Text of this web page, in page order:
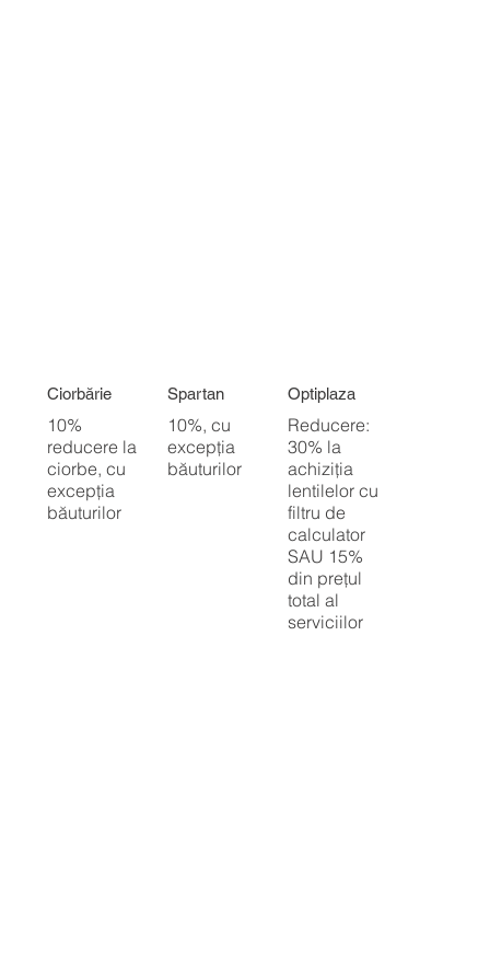
Ciorbărie
10%
reducere la
ciorbe, cu
excepția
băuturilor
Spartan
10%, cu
excepția
băuturilor
Optiplaza
Reducere:
30% la
achiziția
lentilelor cu
filtru de
calculator
SAU 15%
din prețul
total al
serviciilor